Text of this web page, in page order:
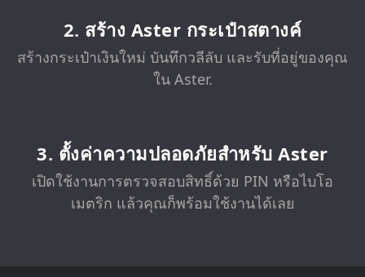
2. สร้าง Aster กระเป๋าสตางค์
สร้างกระเป๋าเงินใหม่ บันทึกวลีลับ และรับที่อยู่ของคุณ
ใน Aster.
3. ตั้งค่าความปลอดภัยสำหรับ Aster
เปิดใช้งานการตรวจสอบสิทธิ์ด้วย PIN หรือไบโอ
เมตริก แล้วคุณก็พร้อมใช้งานได้เลย